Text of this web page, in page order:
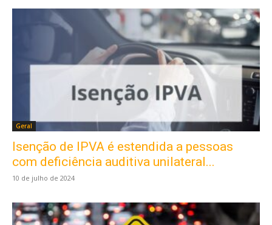
Geral
Isenção de IPVA é estendida a pessoas
com deficiência auditiva unilateral...
10 de julho de 2024